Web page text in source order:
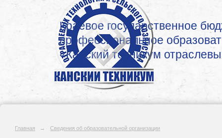
Краевое государственное
профессиональное
«Канский техникум
Главная → Сведения об образовательной организации